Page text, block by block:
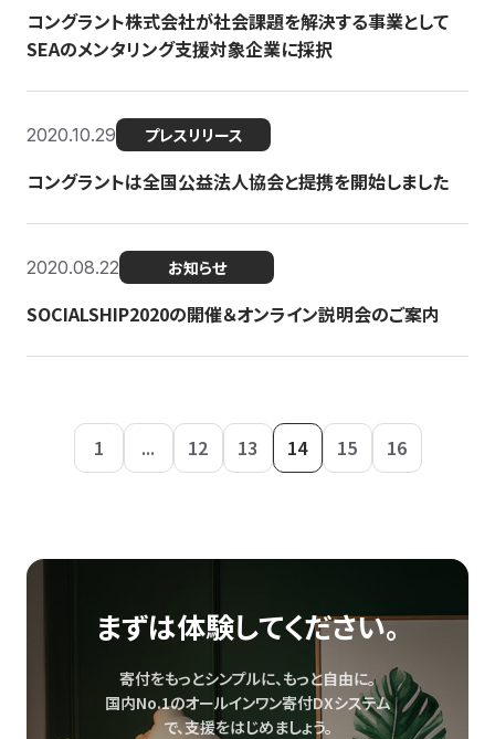
コングラント株式会社が社会課題を解決する事業として
SEAのメンタリング支援対象企業に採択
2020.10.29 プレスリリース
コングラントは全国公益法人協会と提携を開始しました
2020.08.22 お知らせ
SOCIALSHIP2020の開催＆オンライン説明会のご案内
1 ... 12 13 14 15 16
まずは体験してください。
寄付をもっとシンプルに、もっと自由に。
国内No.1のオールインワン寄付DXシステム
で、支援をはじめましょう。